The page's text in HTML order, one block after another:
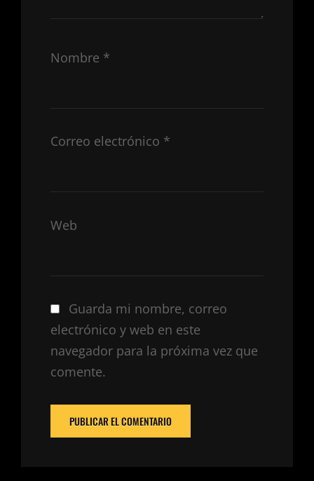
Nombre *
Correo electrónico *
Web
Guarda mi nombre, correo
electrónico y web en este
navegador para la próxima vez que
comente.